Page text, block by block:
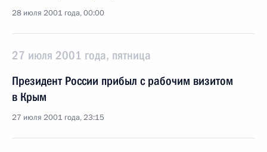
28 июля 2001 года, 00:00
27 июля 2001 года, пятница
Президент России прибыл с рабочим визитом
в Крым
27 июля 2001 года, 23:15